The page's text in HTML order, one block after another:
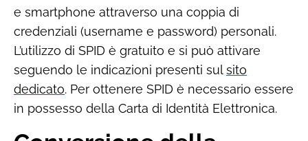
e smartphone attraverso una coppia di
credenziali (username e password) personali.
L’utilizzo di SPID è gratuito e si può attivare
seguendo le indicazioni presenti sulsito
dedicato. Per ottenere SPID è necessario essere
in possesso della Carta di Identità Elettronica.